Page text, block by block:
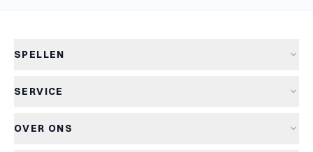
SPELLEN
Nieuwe spellen
SERVICE
Retourneren
OVER ONS